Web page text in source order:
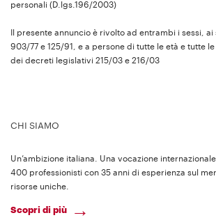
personali (D.lgs.196/2003)
Il presente annuncio è rivolto ad entrambi i sessi,
903/77 e 125/91, e a persone di tutte le età e tutte
dei decreti legislativi 215/03 e 216/03
CHI SIAMO
Un’ambizione italiana. Una vocazione
400 professionisti con 35 anni di esperienza sul
risorse uniche.
Scopri di più